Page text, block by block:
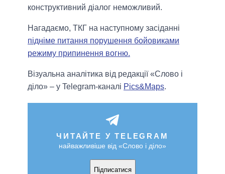
конструктивний діалог неможливий.
Нагадаємо, ТКГ на наступному засіданні
підніме питання порушення бойовиками
режиму припинення вогню.
Візуальна аналітика від редакції «Слово і
діло» – у Telegram-каналі Pics&Maps.
ЧИТАЙТЕ У TELEGRAM
найважливіше від «Слово і діло»
Підписатися